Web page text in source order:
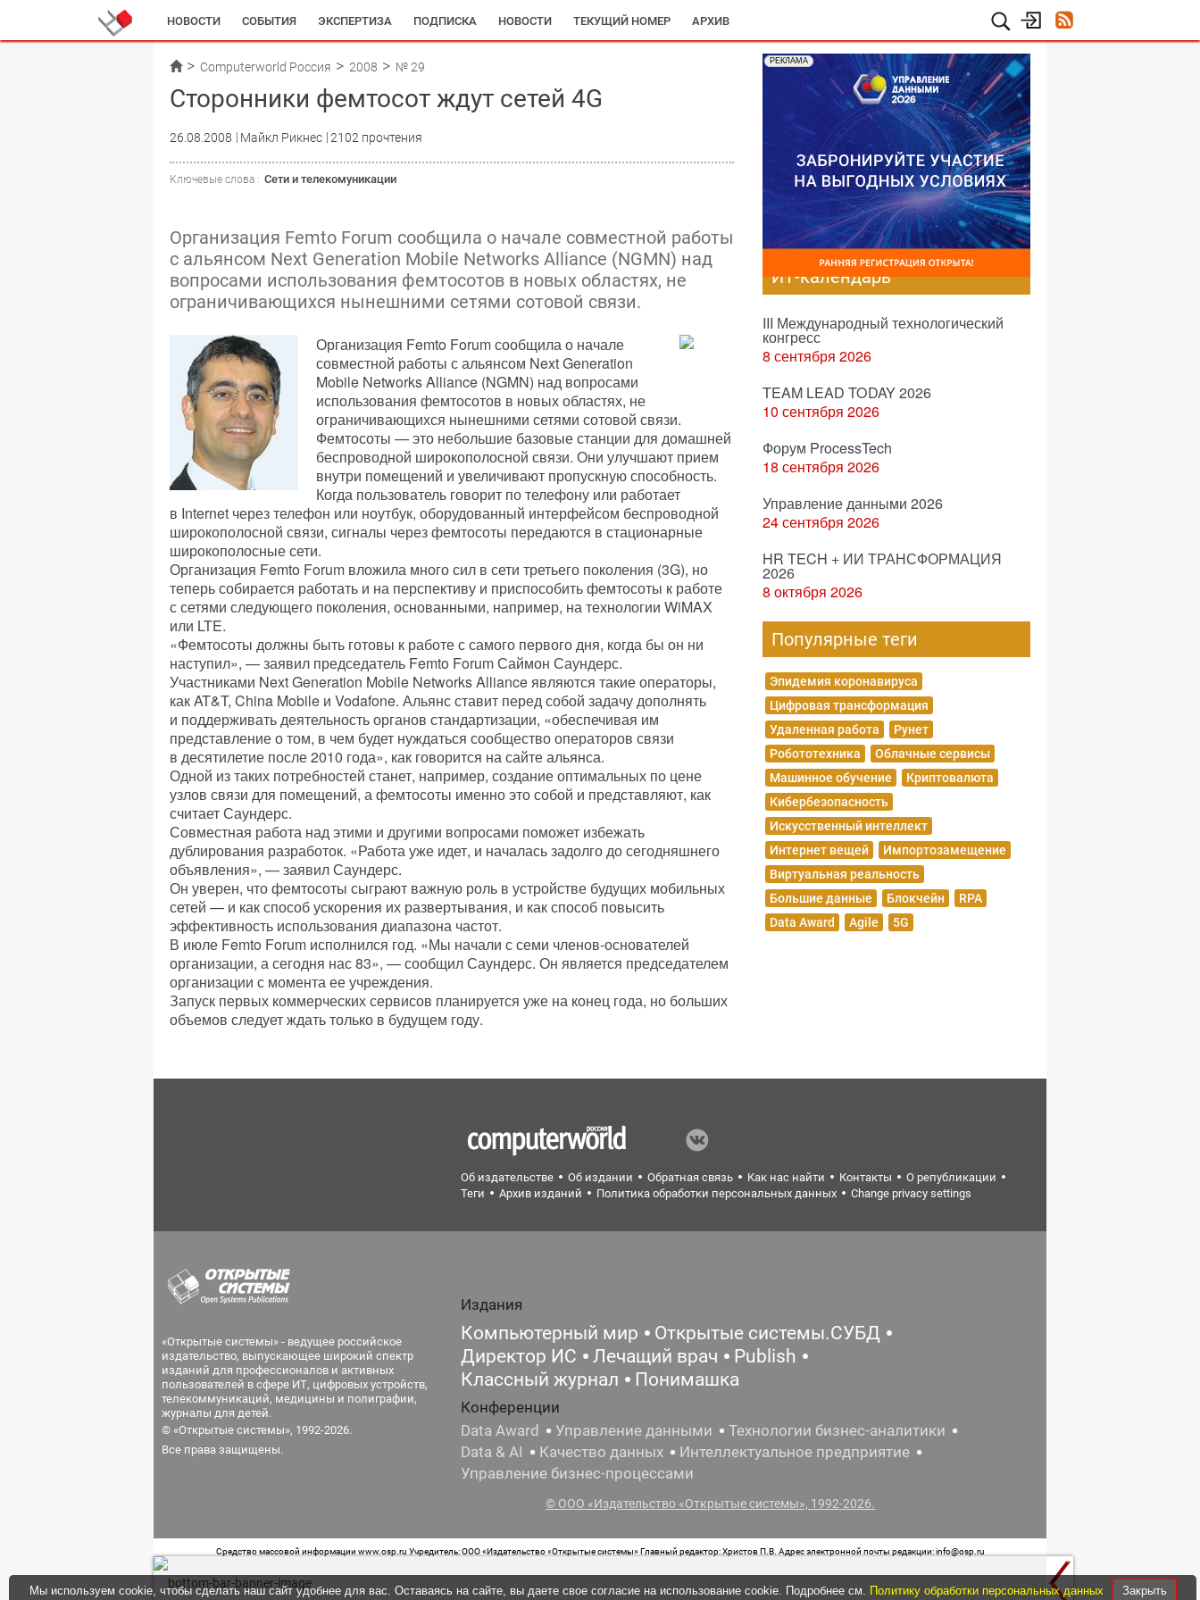
НОВОСТИ СОБЫТИЯ ЭКСПЕРТИЗА ПОДПИСКА НОВОСТИ ТЕКУЩИЙ НОМЕР АРХИВ
Computerworld Россия 2008 № 29
Сторонники фемтосот ждут сетей 4G
26.08.2008 Майкл Рикнес 2102 прочтения
Ключевые слова : Сети и телекомуникации
Организация Femto Forum сообщила о начале совместной работы
с альянсом Next Generation Mobile Networks Alliance (NGMN) над
вопросами использования фемтосотов в новых областях, не
ограничивающихся нынешними сетями сотовой связи.
Организация Femto Forum сообщила о начале
совместной работы с альянсом Next Generation
Mobile Networks Alliance (NGMN) над вопросами
использования фемтосотов в новых областях, не
ограничивающихся нынешними сетями сотовой связи.
Фемтосоты — это небольшие базовые станции для домашней
беспроводной широкополосной связи. Они улучшают прием
внутри помещений и увеличивают пропускную способность.
Когда пользователь говорит по телефону или работает
в Internet через телефон или ноутбук, оборудованный интерфейсом беспроводной
широкополосной связи, сигналы через фемтосоты передаются в стационарные
широкополосные сети.
Организация Femto Forum вложила много сил в сети третьего поколения (3G), но
теперь собирается работать и на перспективу и приспособить фемтосоты к работе
с сетями следующего поколения, основанными, например, на технологии WiMAX
или LTE.
«Фемтосоты должны быть готовы к работе с самого первого дня, когда бы он ни
наступил», — заявил председатель Femto Forum Саймон Саундерс.
Участниками Next Generation Mobile Networks Alliance являются такие операторы,
как AT&T, China Mobile и Vodafone. Альянс ставит перед собой задачу дополнять
и поддерживать деятельность органов стандартизации, «обеспечивая им
представление о том, в чем будет нуждаться сообщество операторов связи
в десятилетие после 2010 года», как говорится на сайте альянса.
Одной из таких потребностей станет, например, создание оптимальных по цене
узлов связи для помещений, а фемтосоты именно это собой и представляют, как
считает Саундерс.
Совместная работа над этими и другими вопросами поможет избежать
дублирования разработок. «Работа уже идет, и началась задолго до сегодняшнего
объявления», — заявил Саундерс.
Он уверен, что фемтосоты сыграют важную роль в устройстве будущих мобильных
сетей — и как способ ускорения их развертывания, и как способ повысить
эффективность использования диапазона частот.
В июле Femto Forum исполнился год. «Мы начали с семи членов-основателей
организации, а сегодня нас 83», — сообщил Саундерс. Он является председателем
организации с момента ее учреждения.
Запуск первых коммерческих сервисов планируется уже на конец года, но больших
объемов следует ждать только в будущем году.
РЕКЛАМА
ИТ-календарь
III Международный технологический
конгресс
8 сентября 2026
TEAM LEAD TODAY 2026
10 сентября 2026
Форум ProcessTech
18 сентября 2026
Управление данными 2026
24 сентября 2026
HR TECH + ИИ ТРАНСФОРМАЦИЯ
2026
8 октября 2026
Популярные теги
Эпидемия коронавируса
Цифровая трансформация
Удаленная работа
Рунет
Робототехника
Облачные сервисы
Машинное обучение
Криптовалюта
Кибербезопасность
Искусственный интеллект
Интернет вещей
Импортозамещение
Виртуальная реальность
Большие данные
Блокчейн
RPA
Data Award
Agile 5G
Об издательстве Об издании Обратная связь Как нас найти Контакты
О републикации
Теги
Архив изданий Политика обработки персональных данных Change privacy settings
«Открытые системы» - ведущее российское
издательство, выпускающее широкий спектр
изданий для профессионалов и активных
пользователей в сфере ИТ, цифровых устройств,
телекоммуникаций, медицины и полиграфии,
журналы для детей.
© «Открытые системы», 1992-2026.
Все права защищены.
Издания
Компьютерный мир
Открытые системы.СУБД
Директор ИС
Лечащий врач
Publish
Классный журнал
Понимашка
Конференции
Data Award
Управление данными
Технологии бизнес-аналитики
Data & AI
Качество данных
Интеллектуальное предприятие
Управление бизнес-процессами
© ООО «Издательство «Открытые системы», 1992-2026.
Средство массовой информации www.osp.ru Учредитель: ООО «Издательство «Открытые системы» Главный редактор: Христов П.В. Адрес электронной почты редакции: info@osp.ru
Мы используем cookie, чтобы сделать наш сайт удобнее для вас. Оставаясь на сайте, вы даете свое согласие на использование cookie. Подробнее см. Политику обработки персональных данных Закрыть